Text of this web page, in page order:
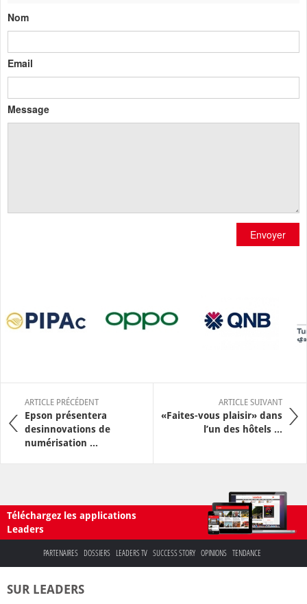
Nom
Email
Message
Envoyer
ARTICLE PRÉCÉDENT
Epson présentera
desinnovations de
numérisation ...
ARTICLE SUIVANT
«Faites-vous plaisir» dans
l’un des hôtels ...
Téléchargez les applications
Leaders
PARTENAIRES DOSSIERS LEADERS TV SUCCESS STORY OPINIONS TENDANCE
SUR LEADERS